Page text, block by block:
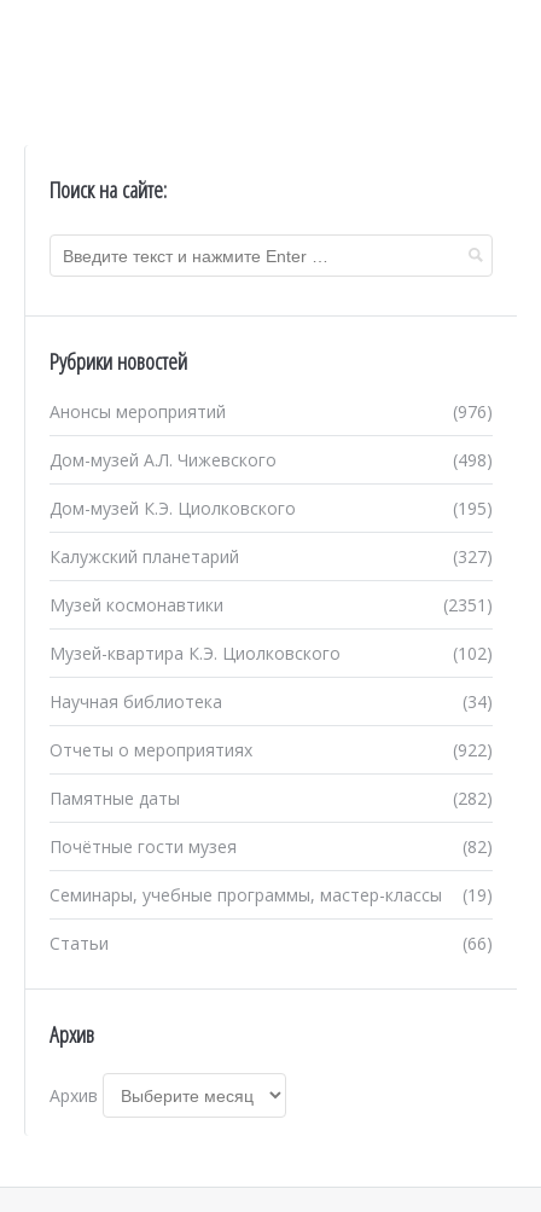
Поиск на сайте:
Рубрики новостей
(976)
Анонсы мероприятий
(498)
Дом-музей А.Л. Чижевского
(195)
Дом-музей К.Э. Циолковского
(327)
Калужский планетарий
(2351)
Музей космонавтики
(102)
Музей-квартира К.Э. Циолковского
(34)
Научная библиотека
(922)
Отчеты о мероприятиях
(282)
Памятные даты
(82)
Почётные гости музея
(19)
Семинары, учебные программы, мастер-классы
(66)
Статьи
Архив
Архив